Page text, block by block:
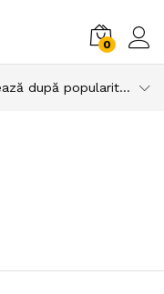
0
Sortează după popularitatea vânzărilor